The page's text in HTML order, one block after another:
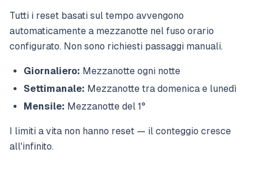
Tutti i reset basati sul tempo avvengono
automaticamente a mezzanotte nel fuso orario
configurato. Non sono richiesti passaggi manuali.
Giornaliero: Mezzanotte ogni notte
Settimanale: Mezzanotte tra domenica e lunedì
Mensile: Mezzanotte del 1°
I limiti a vita non hanno reset — il conteggio cresce
all'infinito.